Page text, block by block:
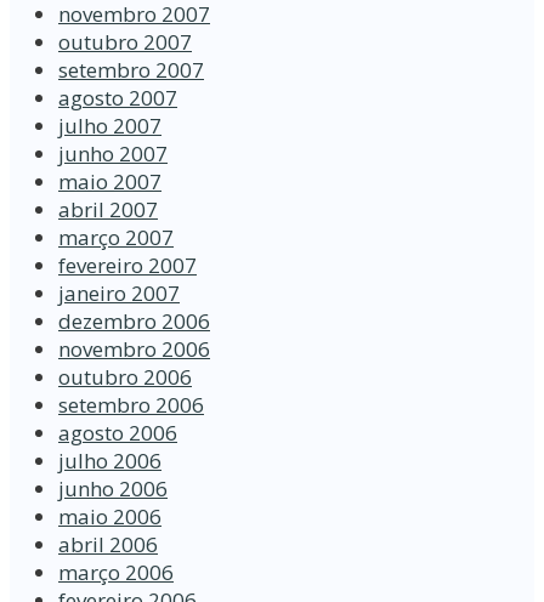
novembro 2007
outubro 2007
setembro 2007
agosto 2007
julho 2007
junho 2007
maio 2007
abril 2007
março 2007
fevereiro 2007
janeiro 2007
dezembro 2006
novembro 2006
outubro 2006
setembro 2006
agosto 2006
julho 2006
junho 2006
maio 2006
abril 2006
março 2006